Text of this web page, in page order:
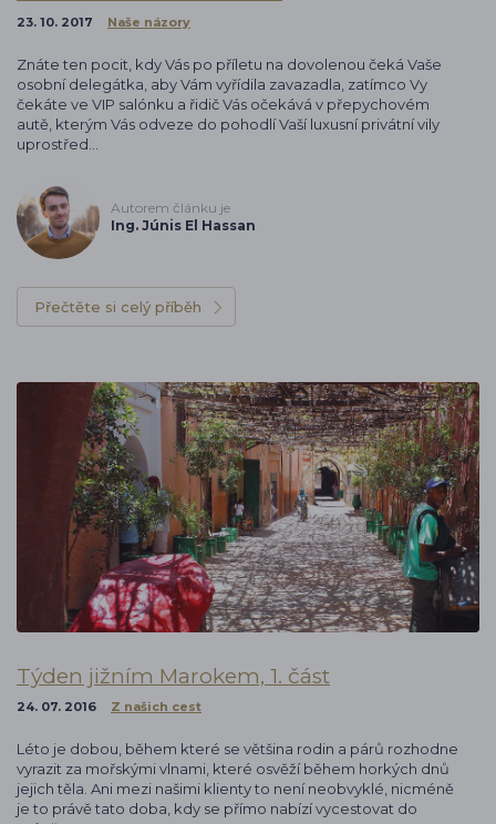
23. 10. 2017 Naše názory
Znáte ten pocit, kdy Vás po příletu na dovolenou čeká Vaše
osobní delegátka, aby Vám vyřídila zavazadla, zatímco Vy
čekáte ve VIP salónku a řidič Vás očekává v přepychovém
autě, kterým Vás odveze do pohodlí Vaší luxusní privátní vily
uprostřed…
Autorem článku je
Ing. Júnis El Hassan
Přečtěte si celý příběh
Týden jižním Marokem, 1. část
24. 07. 2016 Z našich cest
Léto je dobou, během které se většina rodin a párů rozhodne
vyrazit za mořskými vlnami, které osvěží během horkých dnů
jejich těla. Ani mezi našimi klienty to není neobvyklé, nicméně
je to právě tato doba, kdy se přímo nabízí vycestovat do